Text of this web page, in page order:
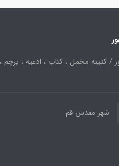
/ کتیبه مخمل ، کتاب ، ادعیه ، پرچم ،
شهر مقدس قم